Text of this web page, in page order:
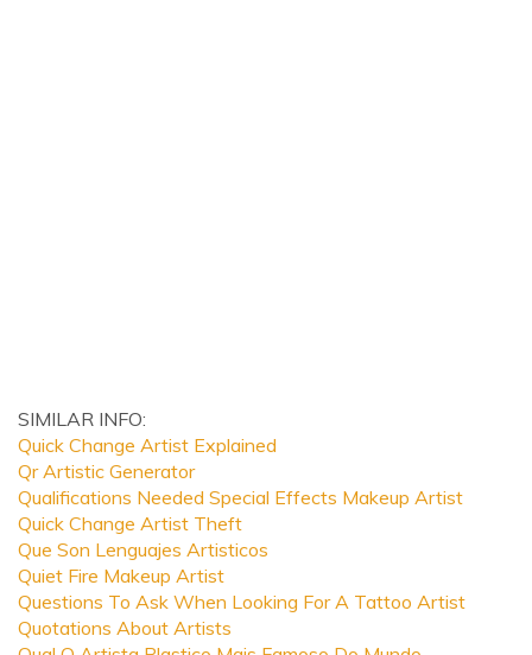
SIMILAR INFO:
Quick Change Artist Explained
Qr Artistic Generator
Qualifications Needed Special Effects Makeup Artist
Quick Change Artist Theft
Que Son Lenguajes Artisticos
Quiet Fire Makeup Artist
Questions To Ask When Looking For A Tattoo Artist
Quotations About Artists